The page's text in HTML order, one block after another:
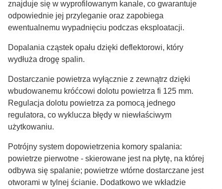
znajduje się w wyprofilowanym kanale, co gwarantuje
odpowiednie jej przyleganie oraz zapobiega
ewentualnemu wypadnięciu podczas eksploatacji.
Dopalania cząstek opału dzięki deflektorowi, który
wydłuża drogę spalin.
Dostarczanie powietrza wyłącznie z zewnątrz dzięki
wbudowanemu króćcowi dolotu powietrza fi 125 mm.
Regulacja dolotu powietrza za pomocą jednego
regulatora, co wyklucza błędy w niewłaściwym
użytkowaniu.
Potrójny system dopowietrzenia komory spalania:
powietrze pierwotne - skierowane jest na płytę, na której
odbywa się spalanie; powietrze wtórne dostarczane jest
otworami w tylnej ścianie. Dodatkowo we wkładzie